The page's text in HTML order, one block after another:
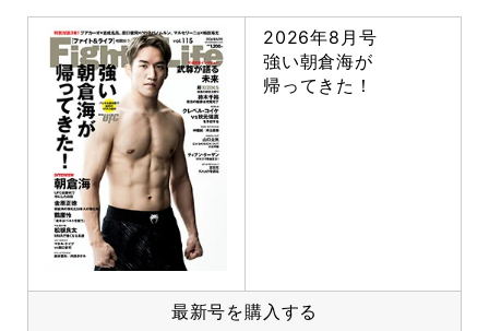
2026年8月号
強い朝倉海が
帰ってきた！
最新号を購入する